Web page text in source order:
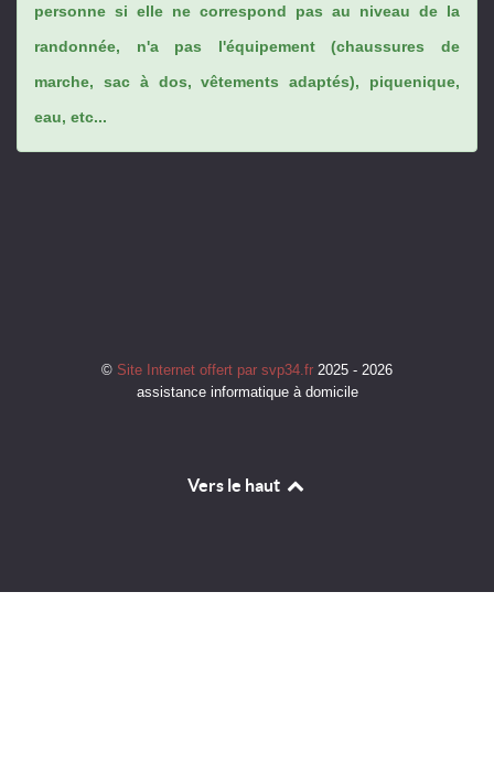
personne si elle ne correspond pas au niveau de la
randonnée, n'a pas l'équipement (chaussures de
marche, sac à dos, vêtements adaptés), piquenique,
eau, etc...
© Site Internet offert par svp34.fr 2025 - 2026
assistance informatique à domicile
Vers le haut